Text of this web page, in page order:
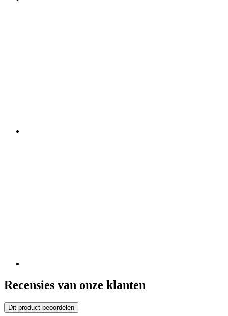
Recensies van onze klanten
Dit product beoordelen